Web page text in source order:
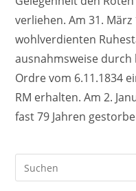
verliehen. Am 31.
wohlverdienten
ausnahmsweise
Ordre vom 6.11.1834
RM erhalten. Am 2.
fast 79 Jahren